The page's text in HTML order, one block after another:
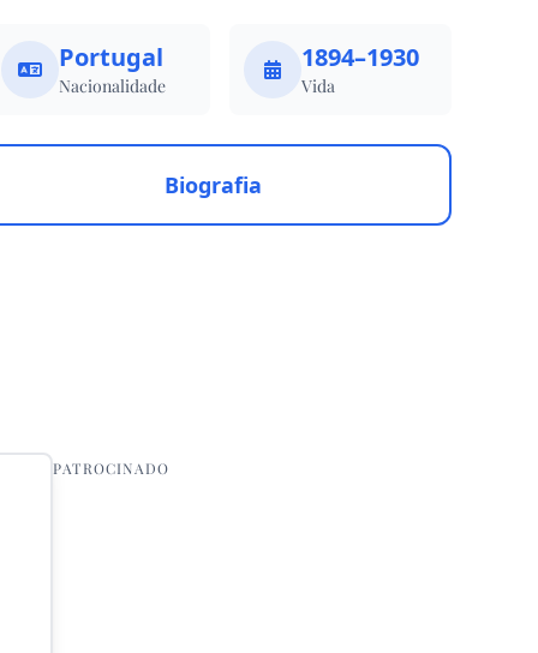
Portugal
Nacionalidade
1894–1930
Vida
Biografia
PATROCINADO